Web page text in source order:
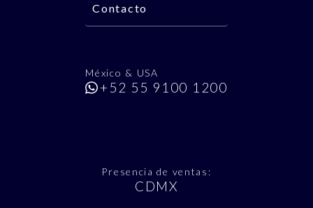
Contacto
México & USA
+52 55 9100 1200
Presencia de ventas:
CDMX